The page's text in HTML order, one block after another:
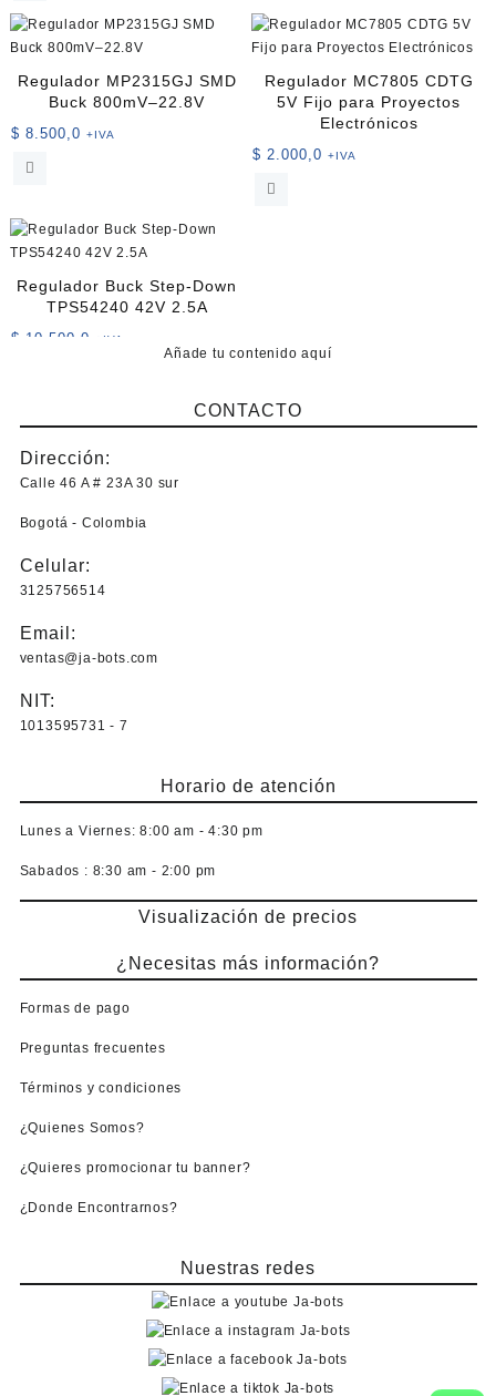
variantes.
Las
opciones
en
Regulador MP2315GJ SMD
Buck 800mV–22.8V
$ 8.500,0 +IVA
Regulador MC7805 CDTG
5V Fijo para Proyectos
Electrónicos
$ 2.000,0 +IVA
Regulador Buck Step-Down
TPS54240 42V 2.5A
$ 10.500,0 +IVA
Añade tu contenido aquí
CONTACTO
Dirección:
Calle 46 A # 23A 30 sur
Bogotá - Colombia
Celular:
3125756514
Email:
ventas@ja-bots.com
NIT:
1013595731 - 7
Horario de atención
Lunes a Viernes: 8:00 am - 4:30 pm
Sabados : 8:30 am - 2:00 pm
Visualización de precios
¿Necesitas más información?
Formas de pago
Preguntas frecuentes
Términos y condiciones
¿Quienes Somos?
¿Quieres promocionar tu banner?
¿Donde Encontrarnos?
Nuestras redes